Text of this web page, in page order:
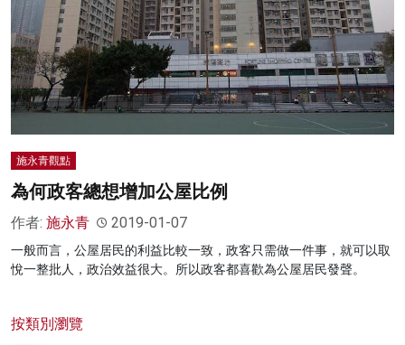
施永青觀點
為何政客總想增加公屋比例
作者: 施永青 2019-01-07
一般而言，公屋居民的利益比較一致，政客只需做一件事，就可以取
悅一整批人，政治效益很大。所以政客都喜歡為公屋居民發聲。
按類別瀏覽